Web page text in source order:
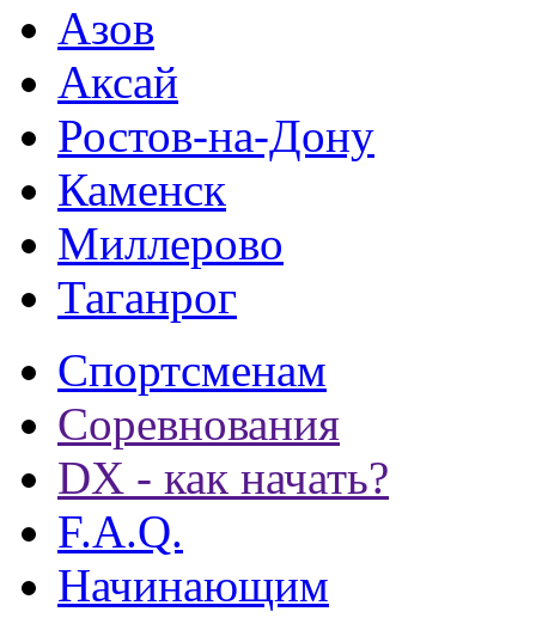
Азов
Аксай
Ростов-на-Дону
Каменск
Миллерово
Таганрог
Спортсменам
Соревнования
DX - как начать?
F.A.Q.
Начинающим